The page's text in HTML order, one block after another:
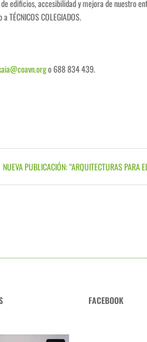
edificios, accesibilidad y mejora de nuestro
COLEGIADOS.
o 688 834 439.
NUEVA PUBLICACIÓN: “ARQUITECTURAS PARA
FACEBOOK